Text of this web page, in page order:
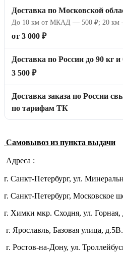
Доставка по Московской
До 10 км от МКАД — 500 ₽; 20 км
от 3 000 ₽
Доставка по России до 90 кг и
3 500 ₽
Доставка заказа по России
по тарифам ТК
Самовывоз из пункта выдачи
Адреса :
г. Санкт-Петербург, ул.
г. Санкт-Петербург, Московское
г. Химки мкр. Сходня, ул. Горная,
г. Ярославль, Базовая улица, д.5В.
г. Ростов-на-Дону, ул.